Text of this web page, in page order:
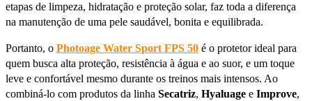
etapas de limpeza, hidratação e proteção solar, faz toda a diferença
na manutenção de uma pele saudável, bonita e equilibrada.
Portanto, o Photoage Water Sport FPS 50 é o protetor ideal para
quem busca alta proteção, resistência à água e ao suor, e um toque
leve e confortável mesmo durante os treinos mais intensos. Ao
combiná-lo com produtos da linha Secatriz, Hyaluage e Improve,